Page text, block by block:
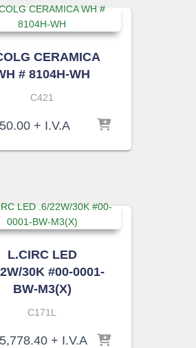
CERAMICA
# 8104H-WH
C421
+ I.V.A
L.CIRC LED
30K #00-0001-
BW-M3(X)
C171L
+ I.V.A